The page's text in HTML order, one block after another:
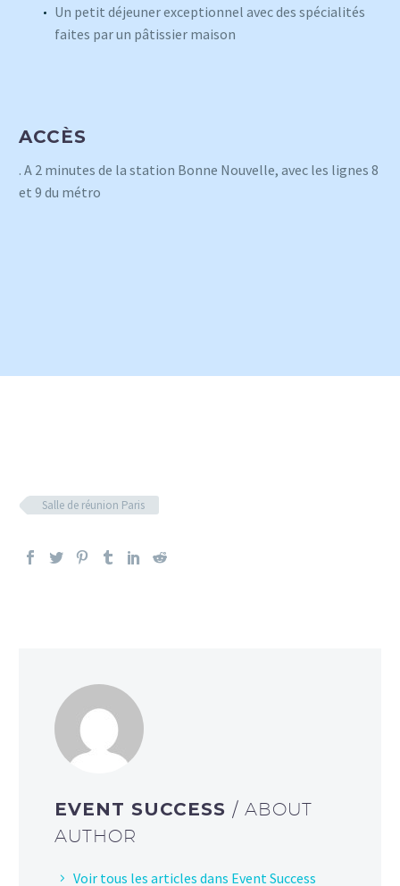
Un petit déjeuner exceptionnel avec des spécialités
faites par un pâtissier maison
ACCÈS
. A 2 minutes de la station Bonne Nouvelle, avec les lignes 8
et 9 du métro
Salle de réunion Paris
EVENT SUCCESS / ABOUT
AUTHOR
Voir tous les articles dans Event Success